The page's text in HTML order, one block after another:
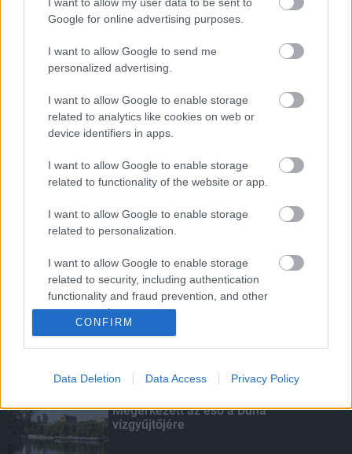
I want to allow my user data to be sent to
Google for online advertising purposes.
I want to allow Google to send me
personalized advertising.
I want to allow Google to enable storage
related to analytics like cookies on web or
device identifiers in apps.
I want to allow Google to enable storage
related to functionality of the website or app.
I want to allow Google to enable storage
related to personalization.
I want to allow Google to enable storage
related to security, including authentication
functionality and fraud prevention, and other
user protection.
CONFIRM
Data Deletion Data Access Privacy Policy
LEGOLVASOTTABB
Indul a diákok pénzügyi ismereteit
erősítő Pénz7 programsorozat
Budapest-Pécs, Budapest-Szolnok:
gyorsabb és biztonságosabb lett a vasút
Több mint 40 helyszínen dolgozik
fennakadás nélkül a Híd-csoport
KIEMELT
Megérkezett az eső a Duna
vízgyűjtőjére